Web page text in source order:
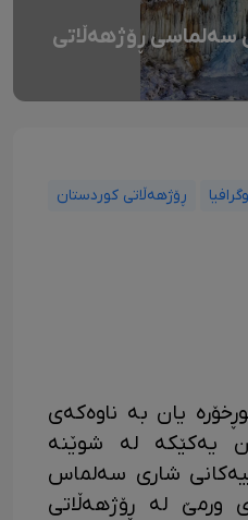
سەلماسی ڕۆژهەڵاتی
ڕۆژهەڵاتی کوردستان
یان بە ناوەکەی
یەکێکە لە شوێنە
شاری سەلماس
ورمێ لە ڕۆژهەڵاتی